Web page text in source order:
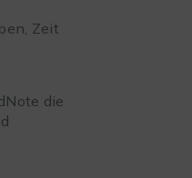
Zeit
die